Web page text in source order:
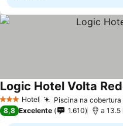
3 EstrelasHotel Piscina na
Logic Hotel Volta
8,8 Excelente 1.610 a 13.5